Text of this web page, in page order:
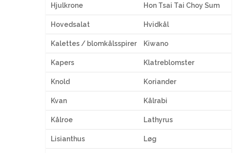
Hjulkrone Hon Tsai Tai Choy Sum
Hovedsalat Hvidkål
Kalettes / blomkålsspirer Kiwano
Kapers Klatreblomster
Knold Koriander
Kvan Kålrabi
Kålroe Lathyrus
Lisianthus Løg